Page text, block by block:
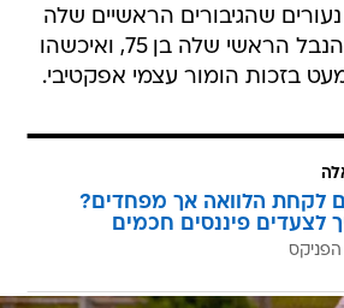
שהגיבורים הראשיים שלה
כבר בני 50 פלוס והנבל הראשי שלה בן 75, ואיכשהו
בזכות הומור עצמי אפקטיבי.
לקחת הלוואה אך מפחדים?
לצעדים פיננסים חכמים